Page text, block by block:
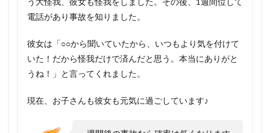
電話があり事故を知りました。
彼女は「○○から聞いていたから、いつもより気を付けて
いた！だから怪我だけで済んだと思う。本当にありがと
うね！」と言ってくれました。
現在、お子さんも彼女も元気に過ごしています♪